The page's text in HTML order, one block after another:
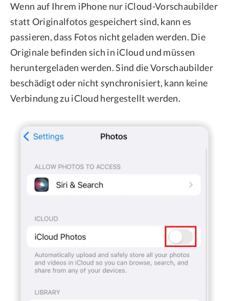
Wenn auf Ihrem iPhone nur iCloud-Vorschaubilder
statt Originalfotos gespeichert sind, kann es
passieren, dass Fotos nicht geladen werden. Die
Originale befinden sich in iCloud und müssen
heruntergeladen werden. Sind die Vorschaubilder
beschädigt oder nicht synchronisiert, kann keine
Verbindung zu iCloud hergestellt werden.